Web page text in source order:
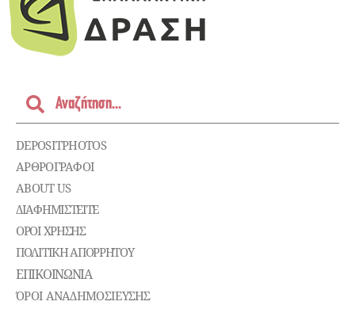
DEPOSITPHOTOS
ΑΡΘΡΟΓΡΑΦΟΙ
ABOUT US
ΔΙΑΦΗΜΙΣΤΕΊΤΕ
ΌΡΟΙ ΧΡΉΣΗΣ
ΠΟΛΙΤΙΚΉ ΑΠΟΡΡΉΤΟΥ
ΕΠΙΚΟΙΝΩΝΊΑ
ΌΡΟΙ ΑΝΑΔΗΜΟΣΙΕΥΣΗΣ